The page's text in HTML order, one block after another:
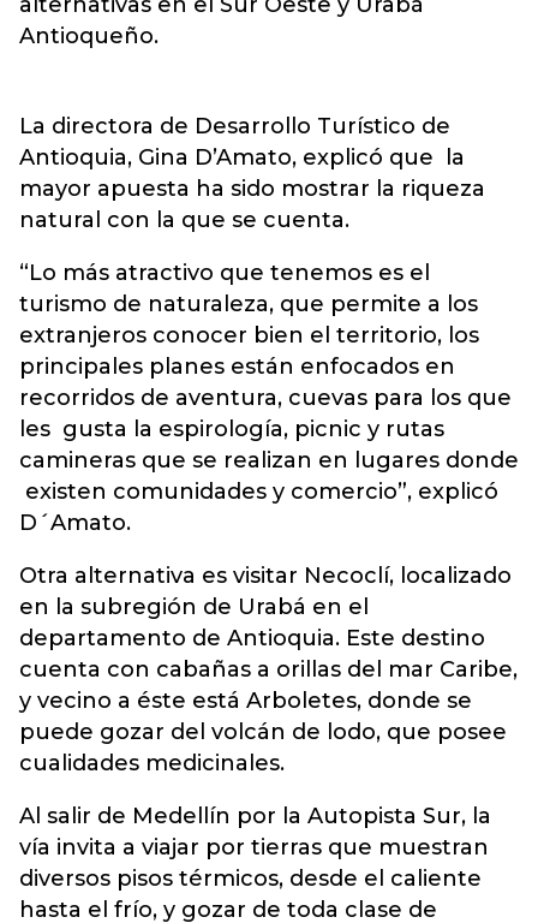
Antioqueño.
La directora de Desarrollo Turístico de
Antioquia, Gina D’Amato, explicó que la
mayor apuesta ha sido mostrar la riqueza
natural con la que se cuenta.
“Lo más atractivo que tenemos es el
turismo de naturaleza, que permite a los
extranjeros conocer bien el territorio, los
principales planes están enfocados en
recorridos de aventura, cuevas para los que
les gusta la espirología, picnic y rutas
camineras que se realizan en lugares donde
existen comunidades y comercio”, explicó
D´Amato.
Otra alternativa es visitar Necoclí, localizado
en la subregión de Urabá en el
departamento de Antioquia. Este destino
cuenta con cabañas a orillas del mar Caribe,
y vecino a éste está Arboletes, donde se
puede gozar del volcán de lodo, que posee
cualidades medicinales.
Al salir de Medellín por la Autopista Sur, la
vía invita a viajar por tierras que muestran
diversos pisos térmicos, desde el caliente
hasta el frío, y gozar de toda clase de